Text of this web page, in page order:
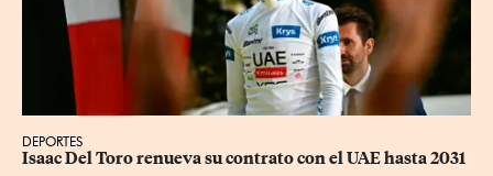
DEPORTES
Isaac Del Toro renueva su contrato con el UAE hasta 2031